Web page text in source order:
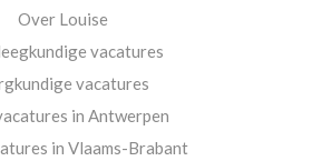
Over Louise
vacatures
vacatures
in Antwerpen
in Vlaams-Brabant